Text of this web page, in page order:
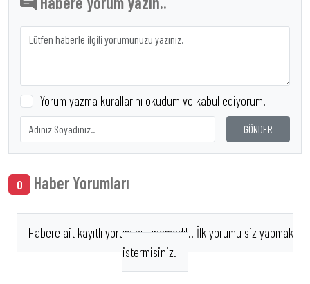
Yorum yazma kurallarını okudum ve kabul ediyorum.
GÖNDER
0 Haber Yorumları
Habere ait kayıtlı yorum bulunamadı!.. İlk yorumu siz yapmak
istermisiniz.